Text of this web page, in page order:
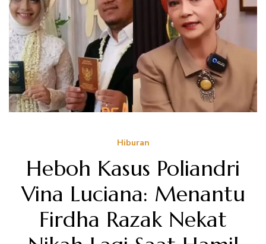
Hiburan
Heboh Kasus Poliandri
Vina Luciana: Menantu
Firdha Razak Nekat